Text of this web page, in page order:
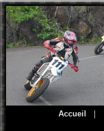
Accueil